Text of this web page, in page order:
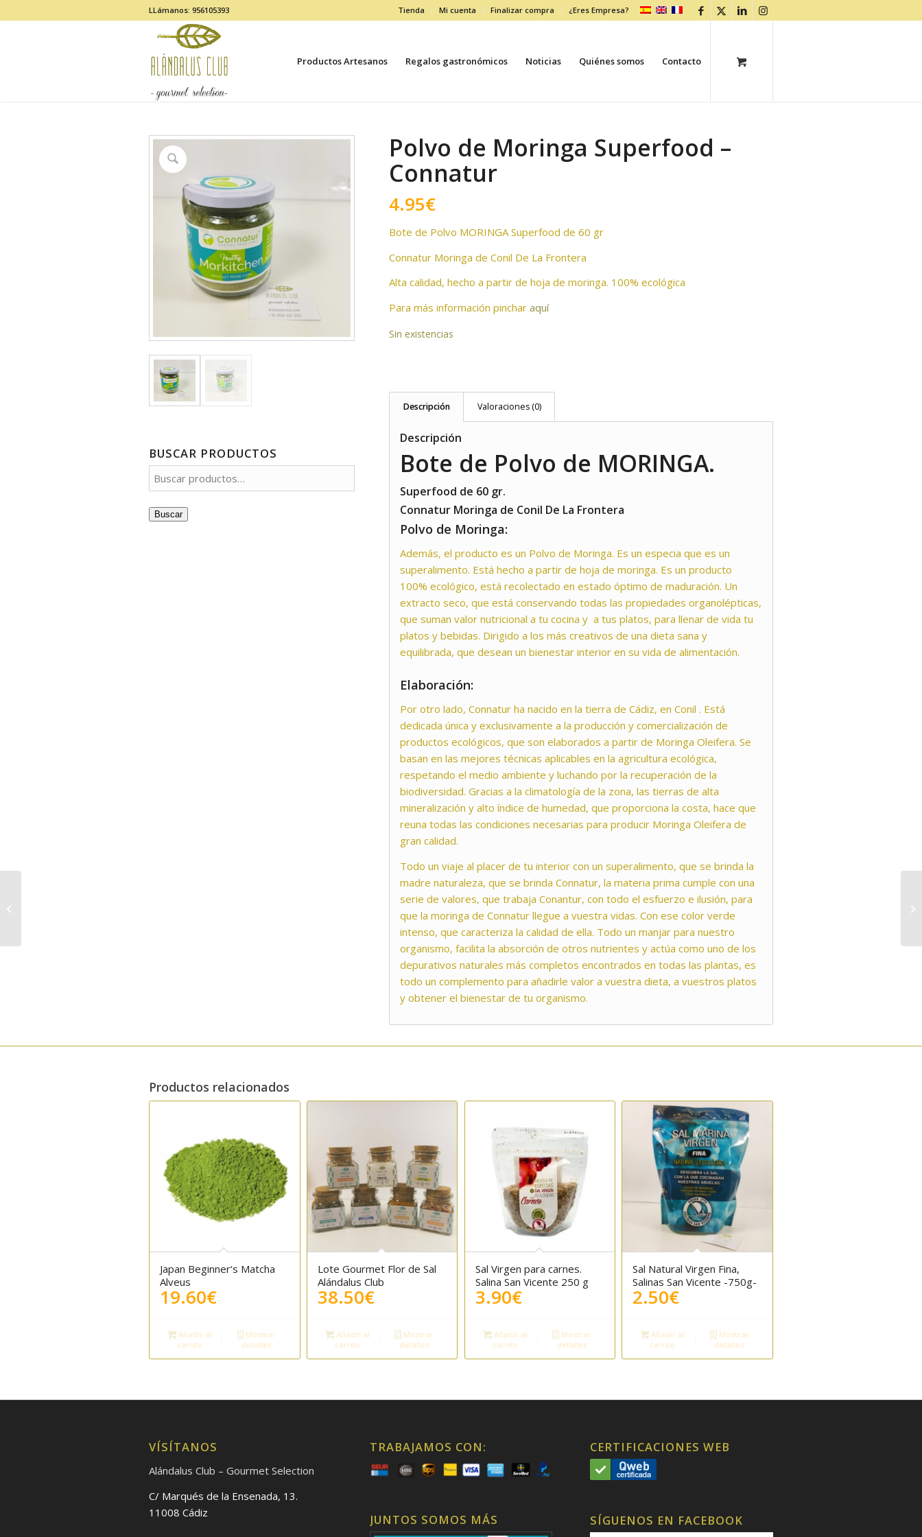
Tienda Mi cuenta Finalizar compra ¿Eres Empresa?
LLámanos: 956105393
Productos Artesanos Regalos gastronómicos Noticias Quiénes somos Contacto
BUSCAR PRODUCTOS
Buscar
Polvo de Moringa Superfood –
Connatur
4.95€
Bote de Polvo MORINGA Superfood de 60 gr
Connatur Moringa de Conil De La Frontera
Alta calidad, hecho a partir de hoja de moringa. 100% ecológica
Para más información pincharaquí
Sin existencias
Descripción Valoraciones (0)
Descripción
Bote de Polvo de MORINGA.
Superfood de 60 gr.
Connatur Moringa de Conil De La Frontera
Polvo de Moringa:
Además, el producto es un Polvo de Moringa. Es un especia que es un
superalimento. Está hecho a partir de hoja de moringa. Es un producto
100% ecológico, está recolectado en estado óptimo de maduración. Un
extracto seco, que está conservando todas las propiedades organolépticas,
que suman valor nutricional a tu cocina y a tus platos, para llenar de vida tu
platos y bebidas. Dirigido a los más creativos de una dieta sana y
equilibrada, que desean un bienestar interior en su vida de alimentación.
Elaboración:
Por otro lado, Connatur ha nacido en la tierra de Cádiz, en Conil . Está
dedicada única y exclusivamente a la producción y comercialización de
productos ecológicos, que son elaborados a partir de Moringa Oleifera. Se
basan en las mejores técnicas aplicables en la agricultura ecológica,
respetando el medio ambiente y luchando por la recuperación de la
biodiversidad. Gracias a la climatología de la zona, las tierras de alta
mineralización y alto índice de humedad, que proporciona la costa, hace que
reuna todas las condiciones necesarias para producir Moringa Oleifera de
gran calidad.
Todo un viaje al placer de tu interior con un superalimento, que se brinda la
madre naturaleza, que se brinda Connatur, la materia prima cumple con una
serie de valores, que trabaja Conantur, con todo el esfuerzo e ilusión, para
que la moringa de Connatur llegue a vuestra vidas. Con ese color verde
intenso, que caracteriza la calidad de ella. Todo un manjar para nuestro
organismo, facilita la absorción de otros nutrientes y actúa como uno de los
depurativos naturales más completos encontrados en todas las plantas, es
todo un complemento para añadirle valor a vuestra dieta, a vuestros platos
y obtener el bienestar de tu organismo.
Productos relacionados
Japan Beginner‘s Matcha
Alveus
19.60€
Añadir al
carrito
Mostrar
detalles
Lote Gourmet Flor de Sal
Alándalus Club
38.50€
Añadir al
carrito
Mostrar
detalles
5.00
Sal Virgen para carnes.
Salina San Vicente 250 g
3.90€
Añadir al
carrito
Mostrar
detalles
Sal Natural Virgen Fina,
Salinas San Vicente -750g-
2.50€
Añadir al
carrito
Mostrar
detalles
VÍSÍTANOS
Alándalus Club – Gourmet Selection
C/ Marqués de la Ensenada, 13.
11008 Cádiz
TRABAJAMOS CON:
JUNTOS SOMOS MÁS
CERTIFICACIONES WEB
SÍGUENOS EN FACEBOOK